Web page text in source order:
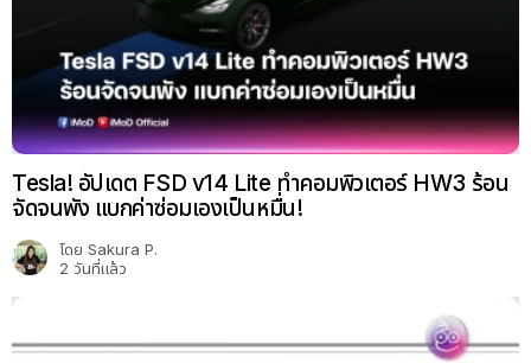
Tesla! อัปเดต FSD v14 Lite ทำคอมพิวเตอร์ HW3 ร้อน
จัดจนพัง แบกค่าซ่อมเองเป็นหมื่น!
โดย Sakura P.
2 วันที่แล้ว